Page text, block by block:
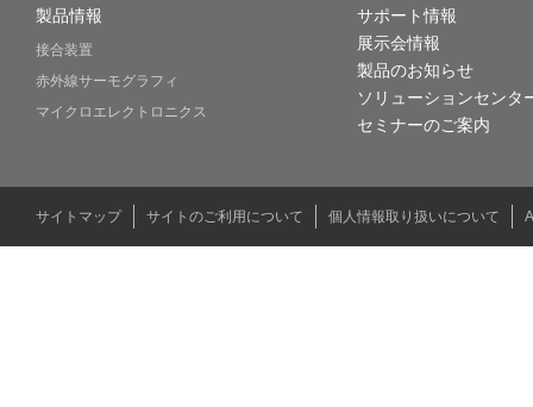
製品情報
接合装置
赤外線サーモグラフィ
マイクロエレクトロニクス
サポート情報
展示会情報
製品のお知らせ
ソリューションセンタ
セミナーのご案内
サイトマップ サイトのご利用について 個人情報取り扱いについて